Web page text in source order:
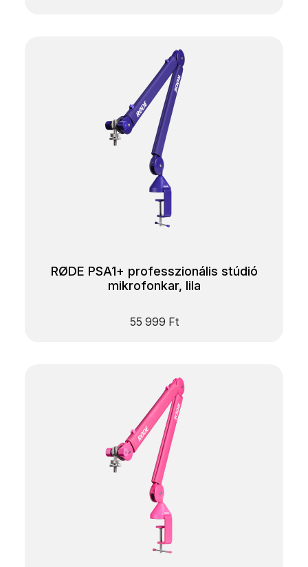
RØDE PSA1+ professzionális stúdió
mikrofonkar, lila
55 999 Ft